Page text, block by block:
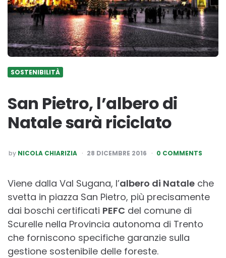
SOSTENIBILITÀ
San Pietro, l’albero di
Natale sarà riciclato
POSTED
BY
by NICOLA CHIARIZIA 28 DICEMBRE 2016 0 COMMENTS
Viene dalla Val Sugana, l’albero di Natale che
svetta in piazza San Pietro, più precisamente
dai boschi certificati PEFC del comune di
Scurelle nella Provincia autonoma di Trento
che forniscono specifiche garanzie sulla
gestione sostenibile delle foreste.